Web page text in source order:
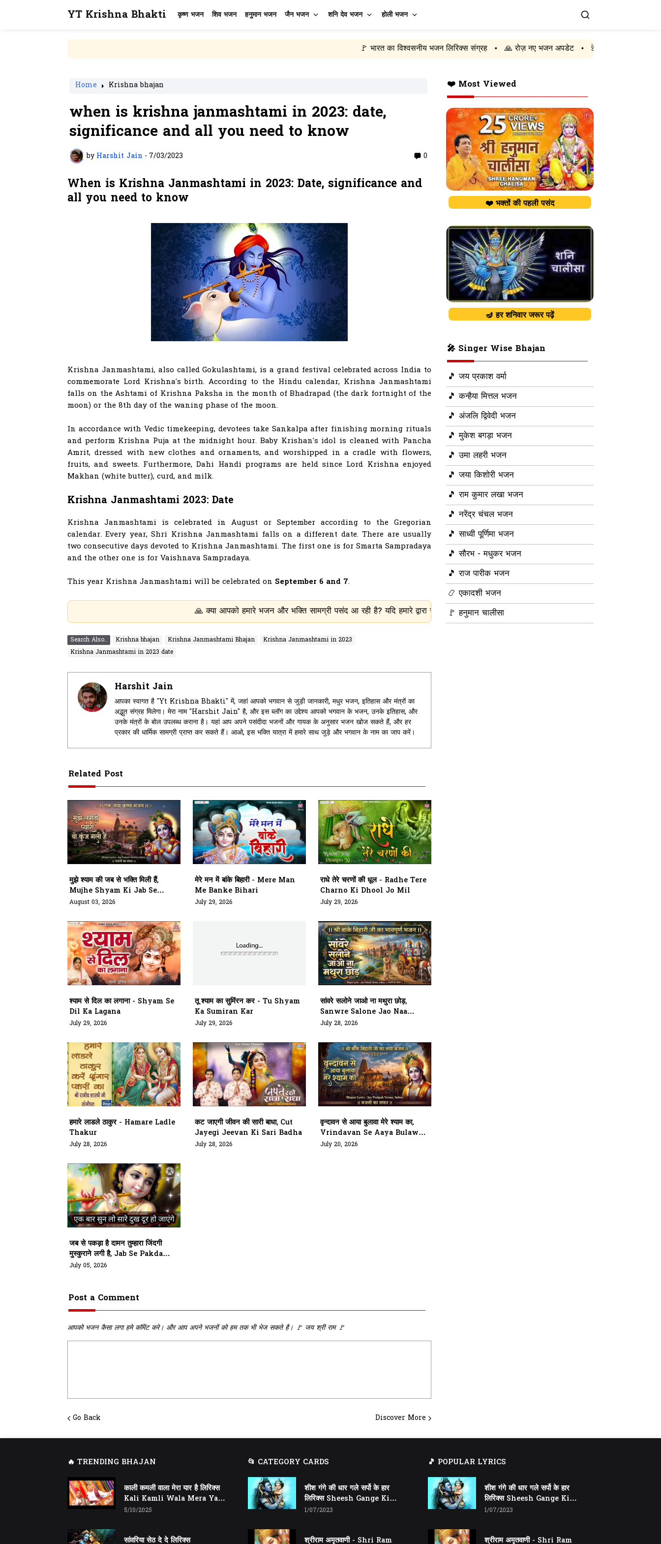
YT Krishna Bhakti कृष्ण भजन शिव भजन हनुमान भजन जैन भजन शनि देव भजन होली भजन
🚩 भारत का विश्वसनीय भजन लिरिक्स संग्रह • 🙏 रोज़ नए भजन अपडेट • 🌺 कृष्ण भजन •
Home Krishna bhajan
when is krishna janmashtami in 2023: date,
significance and all you need to know
by Harshit Jain - 7/03/2023 0
When is Krishna Janmashtami in 2023: Date, significance and
all you need to know
Krishna Janmashtami, also called Gokulashtami, is a grand festival celebrated across India to
commemorate Lord Krishna's birth. According to the Hindu calendar, Krishna Janmashtami
falls on the Ashtami of Krishna Paksha in the month of Bhadrapad (the dark fortnight of the
moon) or the 8th day of the waning phase of the moon.
In accordance with Vedic timekeeping, devotees take Sankalpa after finishing morning rituals
and perform Krishna Puja at the midnight hour. Baby Krishan's idol is cleaned with Pancha
Amrit, dressed with new clothes and ornaments, and worshipped in a cradle with flowers,
fruits, and sweets. Furthermore, Dahi Handi programs are held since Lord Krishna enjoyed
Makhan (white butter), curd, and milk.
Krishna Janmashtami 2023: Date
Krishna Janmashtami is celebrated in August or September according to the Gregorian
calendar. Every year, Shri Krishna Janmashtami falls on a different date. There are usually
two consecutive days devoted to Krishna Janmashtami. The first one is for Smarta Sampradaya
and the other one is for Vaishnava Sampradaya.
This year Krishna Janmashtami will be celebrated on September 6 and 7.
🙏 क्या आपको हमारे भजन और भक्ति सामग्री पसंद आ रही है? यदि हमारे द्वारा साझा किए गए भजन, आरती, चालीसा और धार्मिक जानकारी आपके लिए उपयोगी है,
Search Also.. Krishna bhajan Krishna Janmashtami Bhajan
Krishna Janmashtami in 2023
Krishna Janmashtami in 2023 date
Harshit Jain
आपका स्वागत है "Yt Krishna Bhakti" में, जहां आपको भगवान से जुड़ी जानकारी, मधुर भजन, इतिहास और मंत्रों का
अद्भुत संग्रह मिलेगा। मेरा नाम "Harshit Jain" है, और इस ब्लॉग का उद्देश्य आपको भगवान के भजन, उनके इतिहास, और
उनके मंत्रों के बोल उपलब्ध कराना है। यहां आप अपने पसंदीदा भजनों और गायक के अनुसार भजन खोज सकते हैं, और हर
प्रकार की धार्मिक सामग्री प्राप्त कर सकते हैं। आओ, इस भक्ति यात्रा में हमारे साथ जुड़े और भगवान के नाम का जाप करें।
Related Post
मुझे श्याम की जब से भक्ति मिली हैं,
Mujhe Shyam Ki Jab Se
Bhakti Mili Hai
August 03, 2026
मेरे मन में बांके बिहारी - Mere Man
Me Banke Bihari
July 29, 2026
राधे तेरे चरणों की धूल - Radhe Tere
Charno Ki Dhool Jo Mil
July 29, 2026
श्याम से दिल का लगाना - Shyam Se
Dil Ka Lagana
July 29, 2026
तू श्याम का सुमिंरन कर - Tu Shyam
Ka Sumiran Kar
July 29, 2026
सांवरे सलोने जाओ ना मथुरा छोड़,
Sanwre Salone Jao Naa
Mathura Chhod
July 28, 2026
हमारे लाडले ठाकुर - Hamare Ladle
Thakur
July 28, 2026
कट जाएगी जीवन की सारी बाधा, Cut
Jayegi Jeevan Ki Sari Badha
July 28, 2026
वृन्दावन से आया बुलावा मेरे श्याम का,
Vrindavan Se Aaya Bulawa
Mere Shyam Ka
July 20, 2026
जब से पकड़ा है दामन तुम्हारा जिंदगी
मुस्कुराने लगी है, Jab Se Pakda
Hai Daman Tumhara
July 05, 2026
Post a Comment
आपको भजन कैसा लगा हमे कॉमेंट करे। और आप अपने भजनों को हम तक भी भेज सकते है। 🚩 जय श्री राम 🚩
Go Back Discover More
❤️ Most Viewed
❤️ भक्तों की पहली पसंद
🪔 हर शनिवार जरूर पढ़ें
🎤 Singer Wise Bhajan
🎵 जय प्रकाश वर्मा
🎵 कन्हैया मित्तल भजन
🎵 अंजलि द्विवेदी भजन
🎵 मुकेश बगड़ा भजन
🎵 उमा लहरी भजन
🎵 जया किशोरी भजन
🎵 राम कुमार लखा भजन
🎵 नरेंद्र चंचल भजन
🎵 साध्वी पूर्णिमा भजन
🎵 सौरभ - मधुकर भजन
🎵 राज पारीक भजन
📿 एकादशी भजन
🚩 हनुमान चालीसा
🔥 TRENDING BHAJAN
काली कमली वाला मेरा यार है लिरिक्स
Kali Kamli Wala Mera Yaar
Hai Lyrics
5/10/2025
सांवरिया सेठ दे दे लिरिक्स
📂 CATEGORY CARDS
शीश गंगे की धार गले सर्पो के हार
लिरिक्स Sheesh Gange Ki
Dhar Gale Sharpo Ke Haar
1/07/2023
श्रीराम अमृतवाणी - Shri Ram
🎵 POPULAR LYRICS
शीश गंगे की धार गले सर्पो के हार
लिरिक्स Sheesh Gange Ki
Dhar Gale Sharpo Ke Haar
1/07/2023
श्रीराम अमृतवाणी - Shri Ram